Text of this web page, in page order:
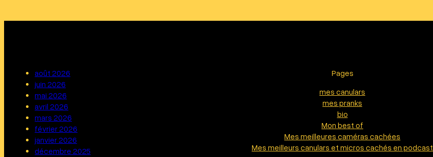
août 2026
juin 2026
mai 2026
avril 2026
mars 2026
février 2026
janvier 2026
décembre 2025
Pages
mes canulars
mes pranks
bio
Mon best of
Mes meilleures caméras cachées
Mes meilleurs canulars et micros cachés en podcast